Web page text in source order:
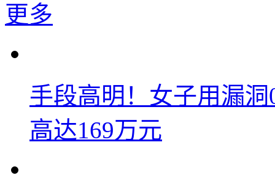
更多
手段高明！女子用漏
高达169万元